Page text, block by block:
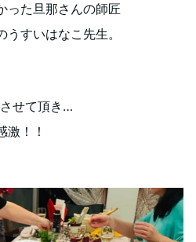
った旦那さんの師匠
すいはなこ先生。
せて頂き…
激！！